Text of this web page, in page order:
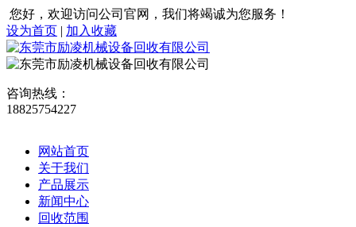
您好，欢迎访问公司官网，我们将竭诚为您服务！
设为首页 | 加入收藏
咨询热线：
18825754227
网站首页
关于我们
产品展示
新闻中心
回收范围